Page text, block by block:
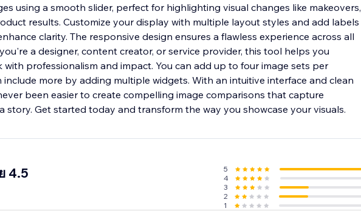
using a smooth slider, perfect for highlighting visual changes like makeovers,
results. Customize your display with multiple layout styles and add labels
clarity. The responsive design ensures a flawless experience across all
a designer, content creator, or service provider, this tool helps you
professionalism and impact. You can add up to four image sets per
include more by adding multiple widgets. With an intuitive interface and clean
been easier to create compelling image comparisons that capture
story. Get started today and transform the way you showcase your visuals.
4.5 5
4
3
2
1